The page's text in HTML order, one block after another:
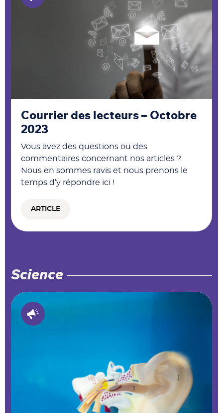
Courrier des lecteurs – Octobre
2023
Vous avez des questions ou des
commentaires concernant nos articles ?
Nous en sommes ravis et nous prenons le
temps d’y répondre ici !
ARTICLE
Science